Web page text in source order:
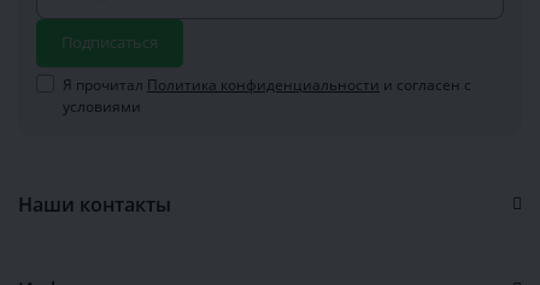
Подписаться
Я прочитал Политика конфиденциальности и согласен с
условиями
Наши контакты